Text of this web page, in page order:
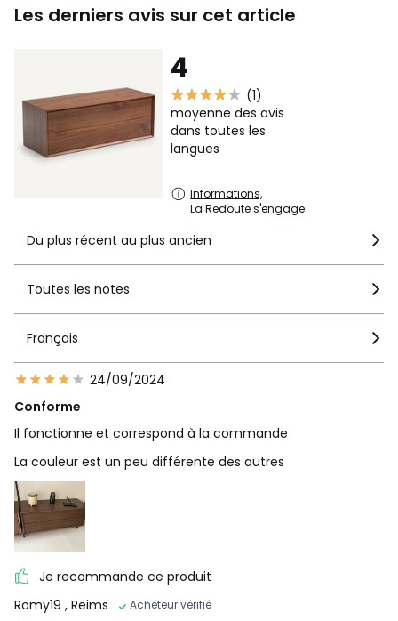
Veuillez vérifier que les
ouvertures (portes, escaliers, ascenseurs) permettront le
passage du colis lors de la livraison.
Dimensions et poids des colis
1 colis
• L119 x H47 x P52 cm, 35 kg
Fiche produit relative aux qualités et caractéristiques
• Produit totalement recyclable.
Couleurs Noyer
Téléchargements
Plan(s) de montage
Caractéristiques environnementales de l’emballage
En savoir plus sur nos emballages
Les derniers avis sur cet article
4
(1)
moyenne des avis
dans toutes les
langues
Informations,
La Redoute s'engage
Du plus récent au plus ancien
Toutes les notes
Français
24/09/2024
Conforme
Il fonctionne et correspond à la commande
La couleur est un peu différente des autres
Je recommande ce produit
Romy19 , Reims Acheteur vérifié